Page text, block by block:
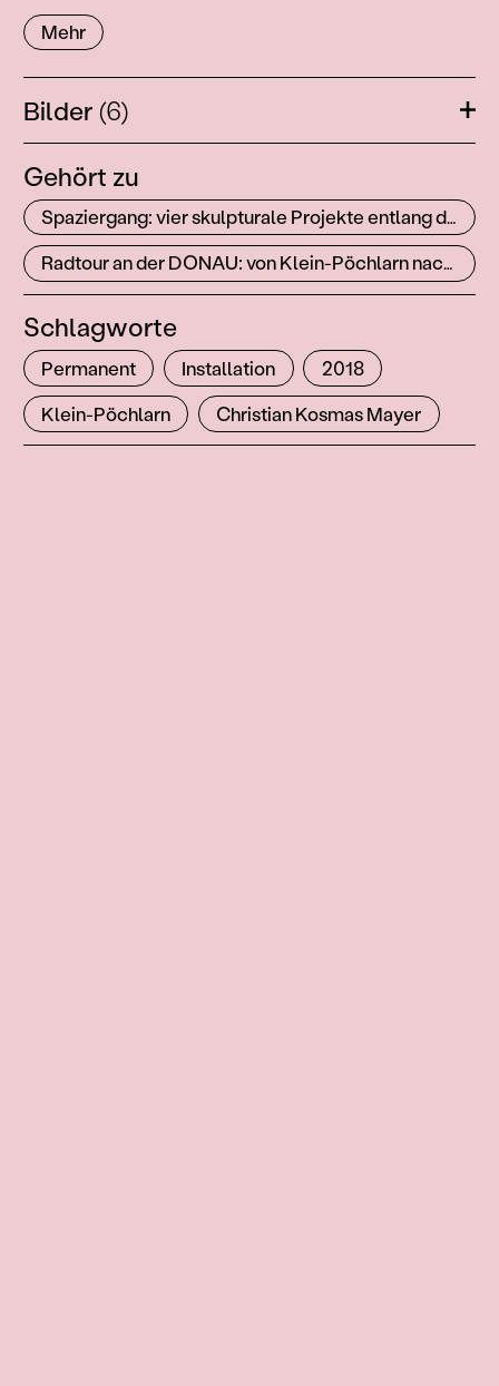
Mehr
Bilder (6)
Gehört zu
Spaziergang: vier skulpturale Projekte entlang der Donau in Klein-Pöchlarn
Radtour an der DONAU: von Klein-Pöchlarn nach Weißenkirchen entlang des Donauradwegs
Schlagworte
Permanent Installation
2018
Klein-Pöchlarn
Christian Kosmas Mayer